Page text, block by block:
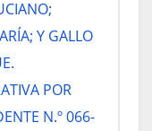
Y GALLO
POR
N.º 066-